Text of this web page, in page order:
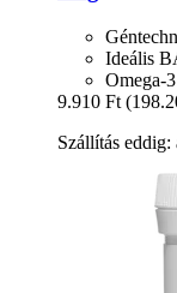
Ideális
Omega-
9.910 Ft
Szállítás eddig: